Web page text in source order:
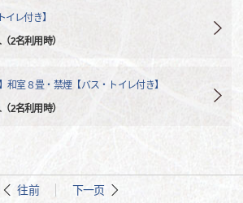
レ付き】
2名利用時）
和室８畳・禁煙【バス・トイレ付き】
2名利用時）
往前 下一页